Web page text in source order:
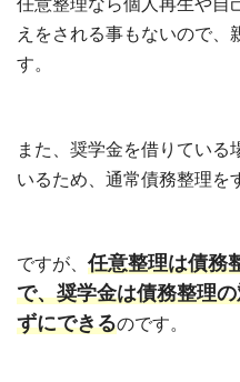
任意整理なら個人再生や自
えをされる事もないので、
す。
また、奨学金を借りている
いるため、通常債務整理を
ですが、 任意整理は債務
で、奨学金は債務整理
ずにできるのです。